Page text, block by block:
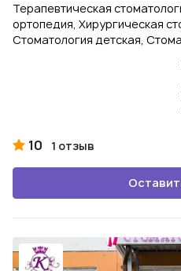
Терапевтическая
ортопедия, Хирургическая
Стоматология детская,
10 1 отзыв